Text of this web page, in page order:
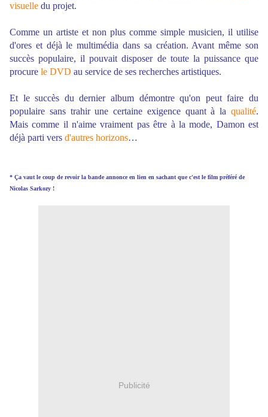
visuelle du projet.
Comme un artiste et non plus comme simple musicien, il utilise
d'ores et déjà le multimédia dans sa création. Avant même son
succès populaire, il pouvait disposer de toute la puissance que
procure le DVD au service de ses recherches artistiques.
Et le succès du dernier album démontre qu'on peut faire du
populaire sans trahir une certaine exigence quant à la qualité.
Mais comme il n'aime vraiment pas être à la mode, Damon est
déjà parti vers d'autres horizons…
* Ça vaut le coup de revoir la bande annonce en lien en sachant que c'est le film préféré de
Nicolas Sarkozy !
Publicité